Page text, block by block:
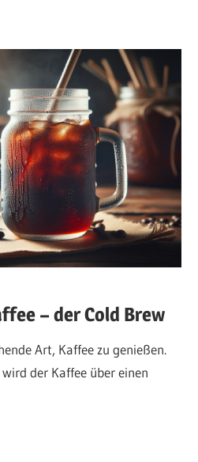
– der Cold Brew
Art, Kaffee zu genießen.
der Kaffee über einen